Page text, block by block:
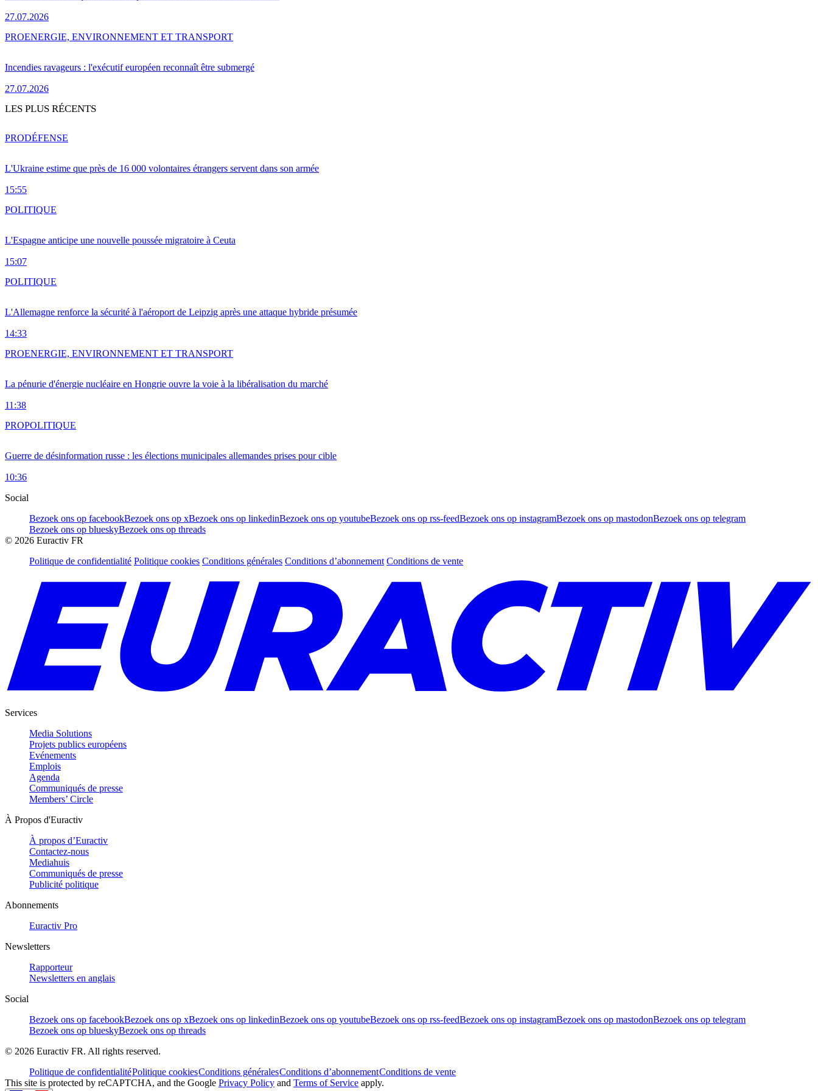
27.07.2026
Incendies ravageurs : l'exécutif européen reconnaît être submergé
27.07.2026
PROENERGIE, ENVIRONNEMENT ET TRANSPORT
LES PLUS RÉCENTS
L'Ukraine estime que près de 16 000 volontaires étrangers servent dans son armée
15:55
PRODÉFENSE
L'Espagne anticipe une nouvelle poussée migratoire à Ceuta
15:07
POLITIQUE
L'Allemagne renforce la sécurité à l'aéroport de Leipzig après une attaque hybride présumée
14:33
POLITIQUE
La pénurie d'énergie nucléaire en Hongrie ouvre la voie à la libéralisation du marché
11:38
PROENERGIE, ENVIRONNEMENT ET TRANSPORT
Guerre de désinformation russe : les élections municipales allemandes prises pour cible
10:36
PROPOLITIQUE
Social
Bezoek ons op facebookBezoek ons op xBezoek ons op linkedinBezoek ons op youtubeBezoek ons op rss-feedBezoek ons op instagramBezoek ons op mastodonBezoek ons op telegram
Bezoek ons op blueskyBezoek ons op threads
© 2026 Euractiv FR
Politique de confidentialité Politique cookies Conditions générales Conditions d’abonnement Conditions de vente
Services
Media Solutions
Projets publics européens
Evénements
Emplois
Agenda
Communiqués de presse
Members’ Circle
À Propos d'Euractiv
À propos d’Euractiv
Contactez-nous
Mediahuis
Communiqués de presse
Publicité politique
Abonnements
Euractiv Pro
Newsletters
Rapporteur
Newsletters en anglais
Social
Bezoek ons op facebookBezoek ons op xBezoek ons op linkedinBezoek ons op youtubeBezoek ons op rss-feedBezoek ons op instagramBezoek ons op mastodonBezoek ons op telegram
Bezoek ons op blueskyBezoek ons op threads
© 2026 Euractiv FR. All rights reserved.
Politique de confidentialitéPolitique cookiesConditions généralesConditions d’abonnementConditions de vente
This site is protected by reCAPTCHA, and the Google Privacy Policy and Terms of Service apply.